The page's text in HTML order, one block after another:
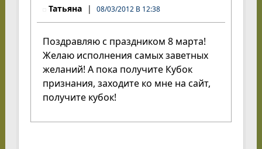
Татьяна 08/03/2012 В 12:38
Поздравляю с праздником 8 марта!
Желаю исполнения самых заветных
желаний! А пока получите Кубок
признания, заходите ко мне на сайт,
получите кубок!